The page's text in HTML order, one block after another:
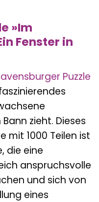
»Im
Fenster in
Puzzle
zieht. Dieses
mit 1000 Teilen ist
die eine
anspruchsvolle
und sich von
eines